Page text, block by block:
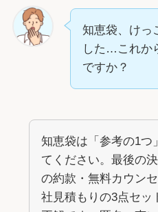
知恵袋、けっ
した…これか
ですか？
知恵袋は「参考の1つ
てください。最後の
の約款・無料カウン
社見積もりの3点セッ